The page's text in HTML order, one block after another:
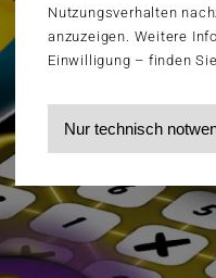
Nutzungsverhalten
anzuzeigen. Weitere
Einwilligung – finden
Nur technisch